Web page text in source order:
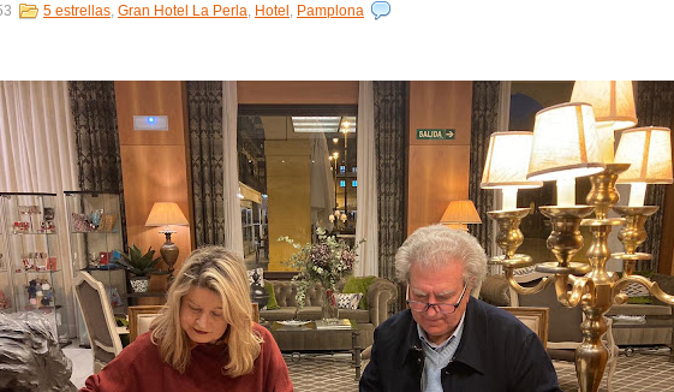
5 estrellas, Gran Hotel La Perla, Hotel , Pamplona